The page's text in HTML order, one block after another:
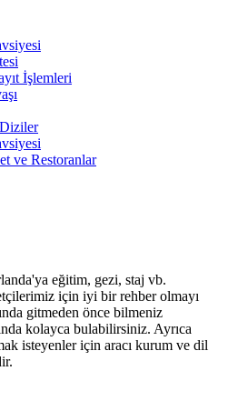
İşlemleri
ve Restoranlar
eğitim, gezi, staj vb.
için iyi bir rehber olmayı
gitmeden önce bilmeniz
kolayca bulabilirsiniz. Ayrıca
isteyenler için aracı kurum ve dil